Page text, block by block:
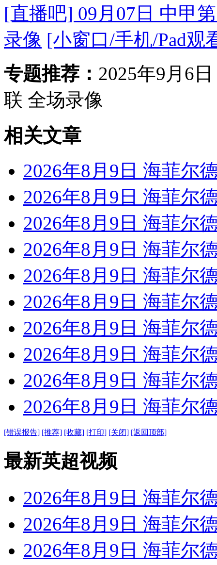
[直播吧] 09月07日 中甲
录像 [小窗口/手机/Pad观
专题推荐： 2025年9月6
联 全场录像
相关文章
2026年8月9日 海菲尔
2026年8月9日 海菲尔
2026年8月9日 海菲尔
2026年8月9日 海菲尔
2026年8月9日 海菲尔
2026年8月9日 海菲尔
2026年8月9日 海菲尔
2026年8月9日 海菲尔
2026年8月9日 海菲尔
2026年8月9日 海菲尔
[错误报告] [推荐] [收藏] [打印] [关闭] [返回顶部]
最新英超视频
2026年8月9日 海菲尔
2026年8月9日 海菲尔
2026年8月9日 海菲尔